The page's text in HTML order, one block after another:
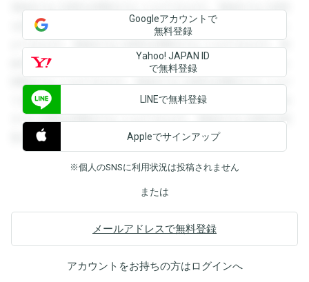
登録すると回答を閲覧することができます。登録すると回答
を閲覧することができます。登録すると回答を閲覧すること
ができます。登録すると回答を閲覧することができます。登
録すると回答を閲覧することができます。登録すると回答を
閲覧することができます。登録すると回答を閲覧することが
できます。登録すると回答を閲覧することができます。登録
すると回答を閲覧することができます。登録すると回答を閲
覧することができます。
Googleアカウントで
無料登録
Yahoo! JAPAN ID
で無料登録
LINEで無料登録
Appleでサインアップ
※個人のSNSに利用状況は投稿されません
または
メールアドレスで無料登録
アカウントをお持ちの方はログインへ